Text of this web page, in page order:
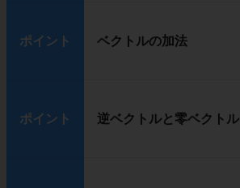
ポイント ベクトルの加法
ポイント 逆ベクトルと零ベクトル